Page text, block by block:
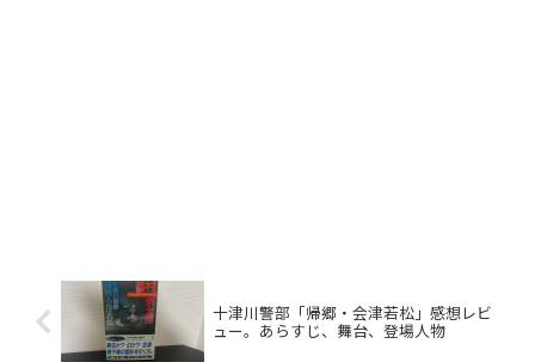
十津川警部「帰郷・会津若松」感想レビ
ュー。あらすじ、舞台、登場人物